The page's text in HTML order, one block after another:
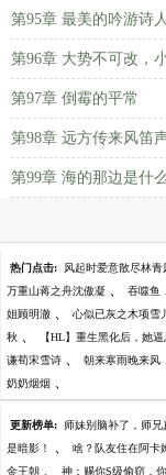
第95章 最美的吟游诗人
第96章 大势不可改，
第97章 倒霉的平常
第98章 远方传来风笛
第99章 海的那边是什
热门点击: 风起时爱意散尽林青
万重山蒋之舟沈傲凝 、 吞噬鱼
姐顾明澈 、 心似已灰之木项雪
秋 、 【HL】重生黑化后，她
谦荀宋雪诗 、 朝来寒雨晚来风
奶奶烟烟 、
更新榜单: 师妹别脑补了，师兄
是暗影！ 、 啥？队友住在阿卡
金王朝 、 神：赐你S级偷窃，